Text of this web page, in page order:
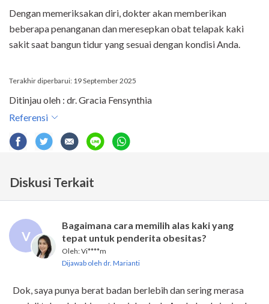
Dengan memeriksakan diri, dokter akan memberikan
beberapa penanganan dan meresepkan obat telapak kaki
sakit saat bangun tidur yang sesuai dengan kondisi Anda.
Terakhir diperbarui: 19 September 2025